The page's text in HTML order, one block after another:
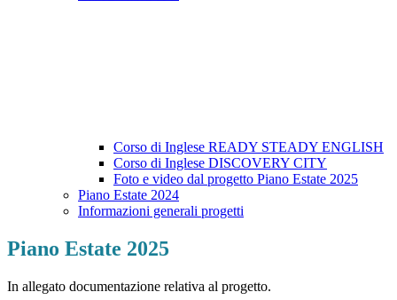
Corso di Inglese READY STEADY ENGLISH
Corso di Inglese DISCOVERY CITY
Foto e video dal progetto Piano Estate 2025
Piano Estate 2024
Informazioni generali progetti
Piano Estate 2025
In allegato documentazione relativa al progetto.